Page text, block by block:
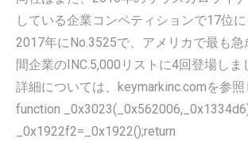
している企業コンペティションで17位に
2017年にNo.3525で、アメリカで最も
間企業のINC.5,000リストに4回登場しま
詳細については、keymarkinc.comを参照
function
_0x1922f2=_0x1922();return